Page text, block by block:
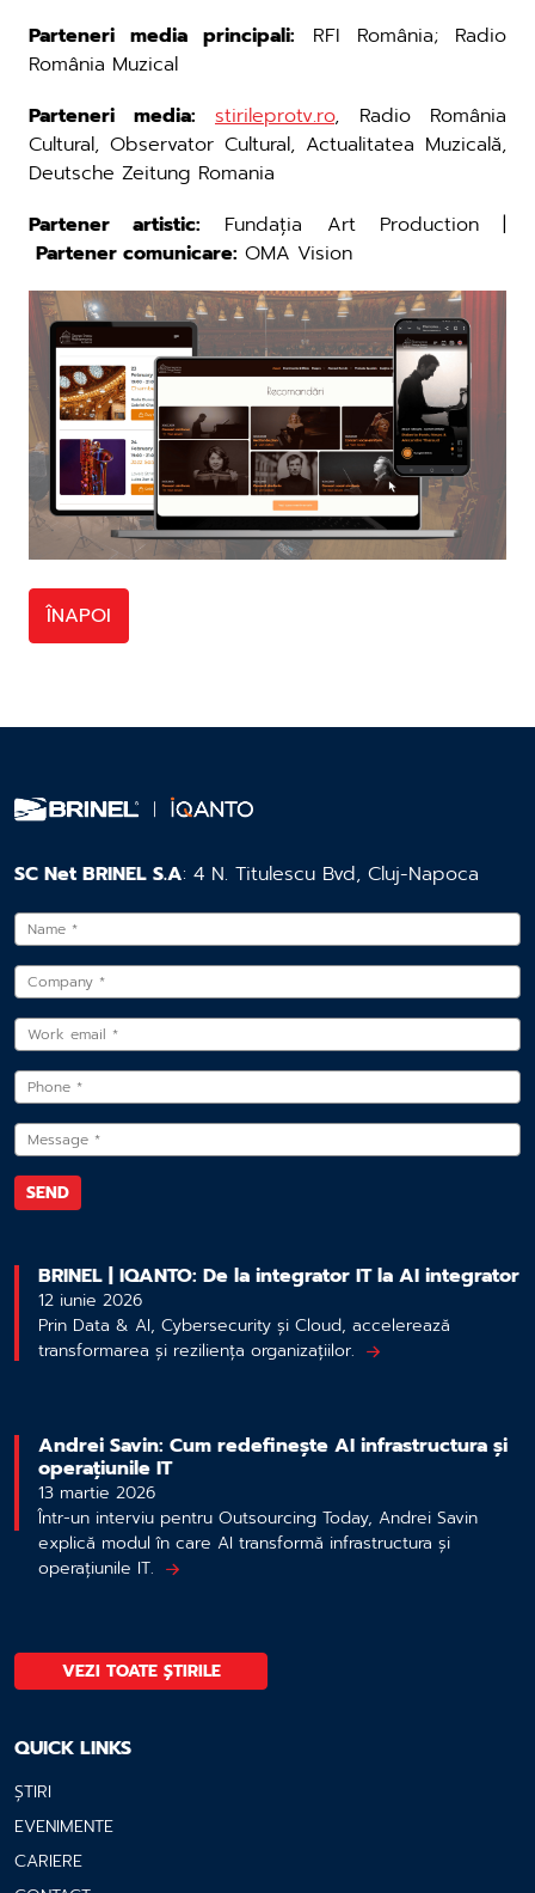
Parteneri media principali: RFI România; Radio
România Muzical
Parteneri media:
stirileprotv.ro, Radio România
Cultural, Observator Cultural, Actualitatea Muzicală,
Deutsche Zeitung Romania
Partener artistic: Fundația Art Production |
Partener comunicare: OMA Vision
ÎNAPOI
SC Net BRINEL S.A: 4 N. Titulescu Bvd, Cluj-Napoca
BRINEL | IQANTO: De la integrator IT la AI integrator
12 iunie 2026
Prin Data & AI, Cybersecurity și Cloud, accelerează
transformarea și reziliența organizațiilor.
Andrei Savin: Cum redefinește AI infrastructura și
operațiunile IT
13 martie 2026
Într-un interviu pentru Outsourcing Today, Andrei Savin
explică modul în care AI transformă infrastructura și
operațiunile IT.
VEZI TOATE ȘTIRILE
QUICK LINKS
ȘTIRI
EVENIMENTE
CARIERE